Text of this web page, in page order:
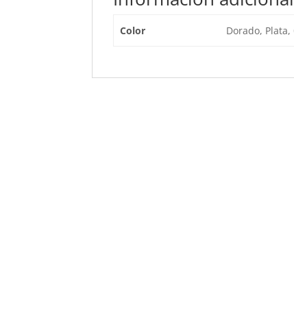
Color Dorado, Plata,